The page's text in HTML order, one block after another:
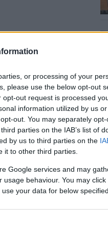
or processing of your
please use the below opt-out
out request is processed
information utilized by us
out. You may separately
parties on the IAB’s list of
by us to third parties on the
it to other third parties.
Google services and may
behaviour. You may
your data for below
program
modern
szeretnének
nem kell
a mellékúthálózat
segítik.
vállalva olyan
mértékben